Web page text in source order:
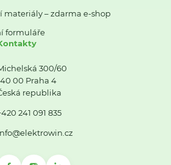
materiály – zdarma e-shop
formuláře
300/60
00 Praha 4
republika
241 091 835